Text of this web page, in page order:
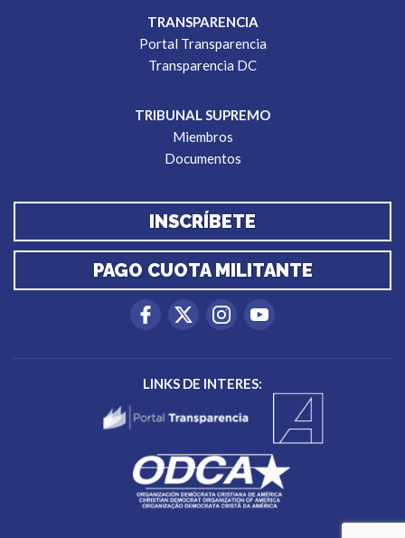
TRANSPARENCIA
Portal Transparencia
Transparencia DC
TRIBUNAL SUPREMO
Miembros
Documentos
INSCRÍBETE
PAGO CUOTA MILITANTE
LINKS DE INTERES: